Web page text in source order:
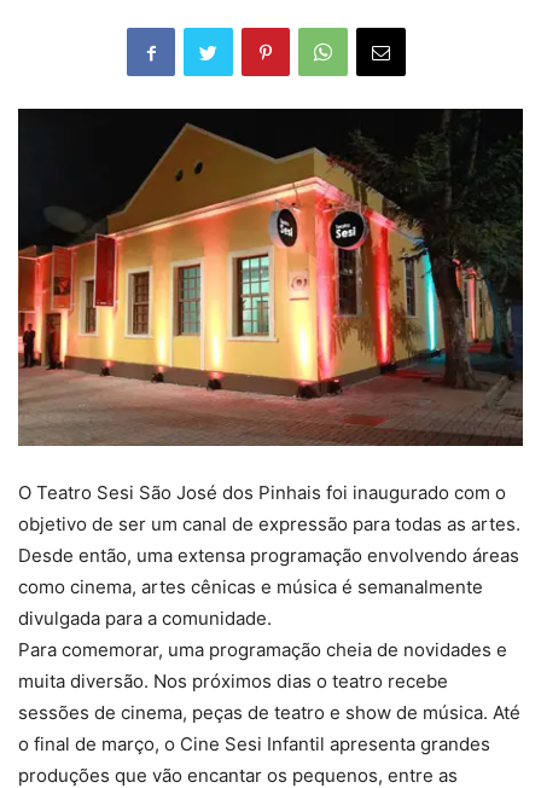
O Teatro Sesi São José dos Pinhais foi inaugurado com o
objetivo de ser um canal de expressão para todas as artes.
Desde então, uma extensa programação envolvendo áreas
como cinema, artes cênicas e música é semanalmente
divulgada para a comunidade.
Para comemorar, uma programação cheia de novidades e
muita diversão. Nos próximos dias o teatro recebe
sessões de cinema, peças de teatro e show de música. Até
o final de março, o Cine Sesi Infantil apresenta grandes
produções que vão encantar os pequenos, entre as